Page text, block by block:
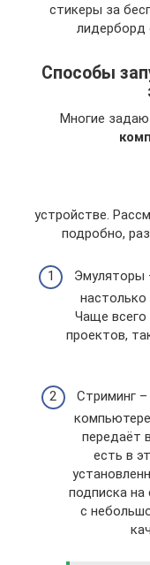
стикеры за
лидерборд
Способы
Многие
устройстве.
подробно,
Эмуляторы
Чаще всего
проектов,
Стриминг –
передаёт
есть в
подписка на
с